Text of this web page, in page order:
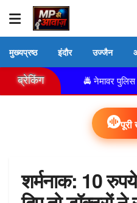
मुख्यप्रष्ठ इंदौर उज्जैन
ब्रेकिंग 🚔 नेमावर पुलिस की
शर्मनाक: 10